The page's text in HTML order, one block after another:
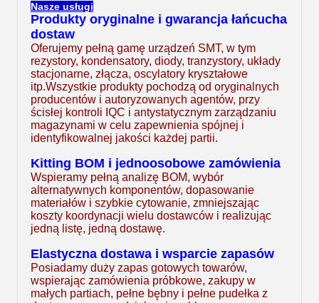
Nasze usługi
Produkty oryginalne i gwarancja łańcucha
dostaw
Oferujemy pełną gamę urządzeń SMT, w tym
rezystory, kondensatory, diody, tranzystory, układy
stacjonarne, złącza, oscylatory kryształowe
itp.Wszystkie produkty pochodzą od oryginalnych
producentów i autoryzowanych agentów, przy
ścisłej kontroli IQC i antystatycznym zarządzaniu
magazynami w celu zapewnienia spójnej i
identyfikowalnej jakości każdej partii.
Kitting BOM i jednoosobowe zamówienia
Wspieramy pełną analizę BOM, wybór
alternatywnych komponentów, dopasowanie
materiałów i szybkie cytowanie, zmniejszając
koszty koordynacji wielu dostawców i realizując
jedną listę, jedną dostawę.
Elastyczna dostawa i wsparcie zapasów
Posiadamy duży zapas gotowych towarów,
wspierając zamówienia próbkowe, zakupy w
małych partiach, pełne bębny i pełne pudełka z